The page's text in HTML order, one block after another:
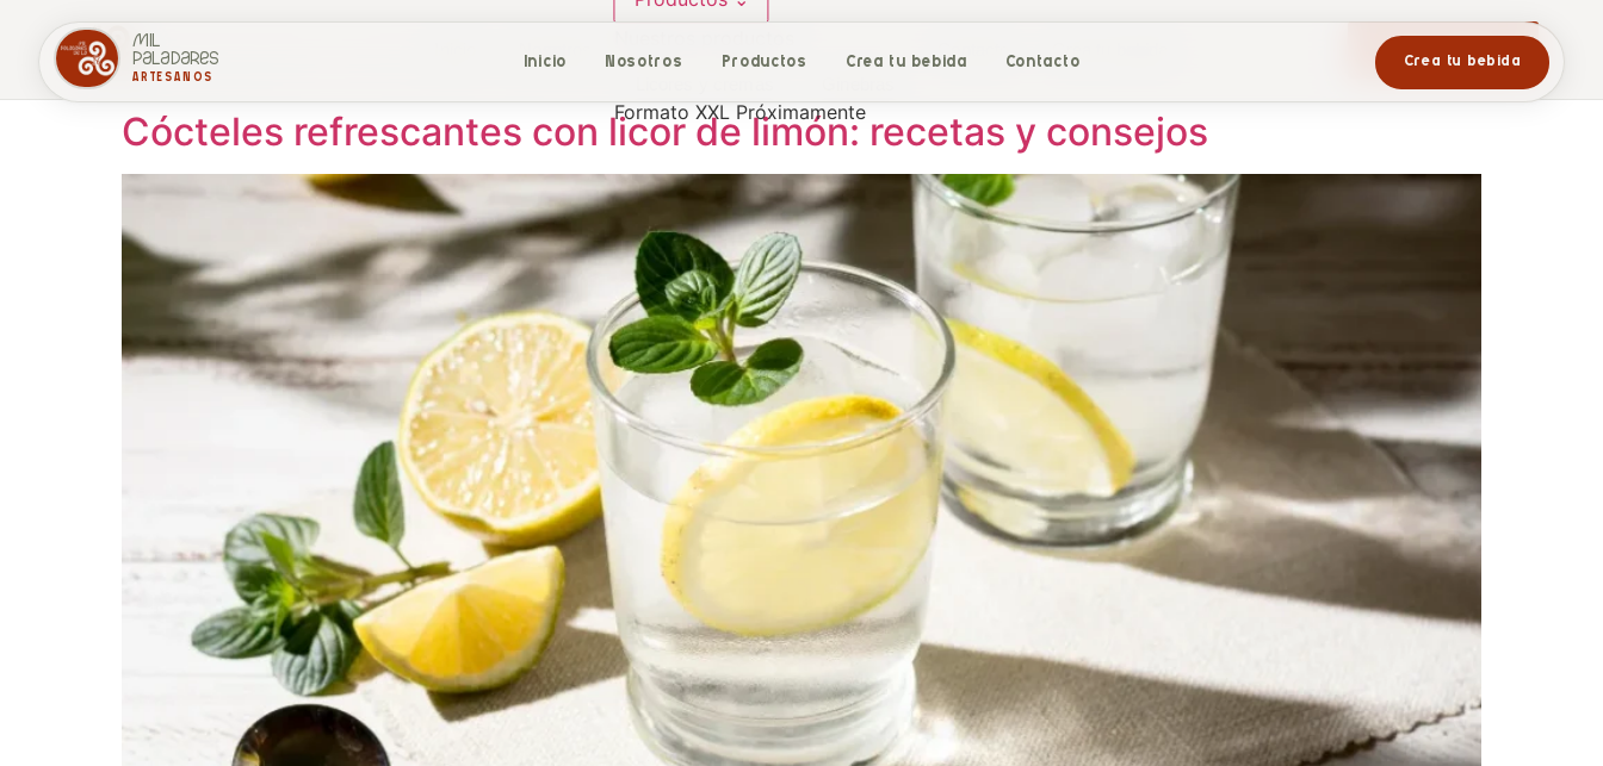
Formato XXL Próximamente
CREA TU BEBIDA
mil
paladares
ARTESANOS
Inicio Nosotros Productos Crea tu bebida Contacto Crea tu bebida
Etiqueta: crema de limon
Cócteles refrescantes con licor de limón: recetas y consejos